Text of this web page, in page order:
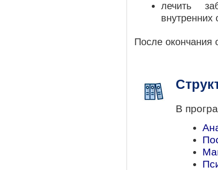
лечить
После окончания
В